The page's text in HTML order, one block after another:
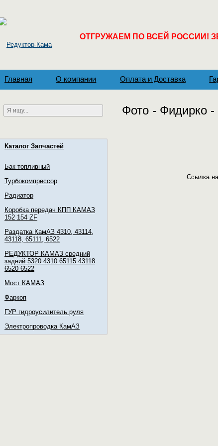
ОТГРУЖАЕМ ПО ВСЕЙ РОССИИ!
Главная О компании Оплата и Доставка
Каталог Запчастей
Бак топливный
Турбокомпрессор
Радиатор
Коробка передач КПП КАМАЗ
152 154 ZF
Раздатка КамАЗ 4310, 43114,
43118, 65111, 6522
РЕДУКТОР КАМАЗ средний
задний 5320 4310 65115 43118
6520 6522
Мост КАМАЗ
Фаркоп
ГУР гидроусилитель руля
Электропроводка КамАЗ
Фото - Фидирко -
Ссылка